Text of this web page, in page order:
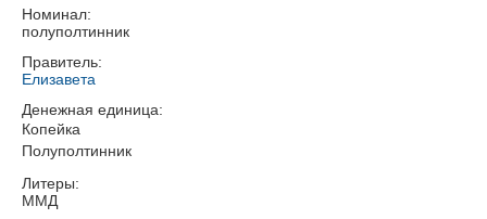
Номинал:
полуполтинник
Правитель:
Елизавета
Денежная единица:
Копейка
Полуполтинник
Литеры:
ММД